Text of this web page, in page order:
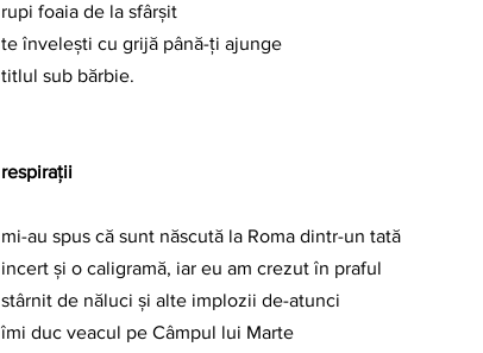
rupi foaia de la sfârșit
te învelești cu grijă până-ți ajunge
titlul sub bărbie.
respirații
mi-au spus că sunt născută la Roma dintr-un tată
incert și o caligramă, iar eu am crezut în praful
stârnit de năluci și alte implozii de-atunci
îmi duc veacul pe Câmpul lui Marte